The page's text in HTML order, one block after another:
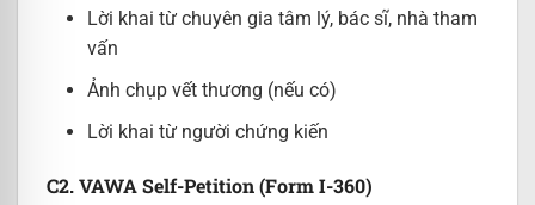
Lời khai từ chuyên gia tâm lý, bác sĩ, nhà tham
vấn
Ảnh chụp vết thương (nếu có)
Lời khai từ người chứng kiến
C2. VAWA Self-Petition (Form I-360)